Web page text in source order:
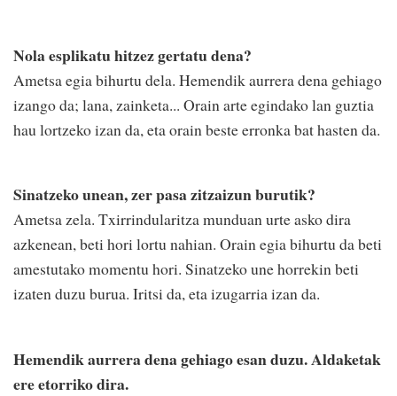
Nola esplikatu hitzez gertatu dena?
Ametsa egia bihurtu dela. Hemendik aurrera dena gehiago
izango da; lana, zainketa... Orain arte egindako lan guztia
hau lortzeko izan da, eta orain beste erronka bat hasten da.
Sinatzeko unean, zer pasa zitzaizun burutik?
Ametsa zela. Txirrindularitza munduan urte asko dira
azkenean, beti hori lortu nahian. Orain egia bihurtu da beti
amestutako momentu hori. Sinatzeko une horrekin beti
izaten duzu burua. Iritsi da, eta izugarria izan da.
Hemendik aurrera dena gehiago esan duzu. Aldaketak
ere etorriko dira.